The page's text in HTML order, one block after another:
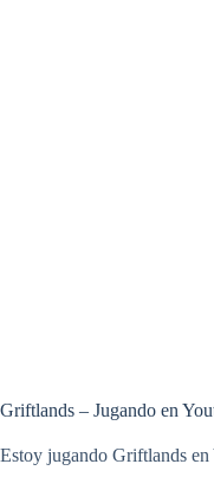
Griftlands – Jugando en
Estoy jugando Griftlands en